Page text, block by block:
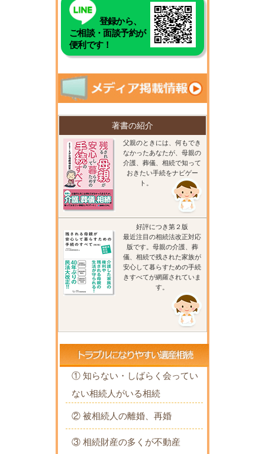
登録から、
ご相談・面談予約が
便利です！
著書の紹介
父親のときには、何もでき
なかったあなたが、母親の
介護、葬儀、相続で知って
おきたい手続をナビゲー
ト。
好評につき第２版
最近注目の相続法改正対応
版です。母親の介護、葬
儀、相続で残された家族が
安心して暮らすための手続
きすべてが網羅されていま
す。
① 知らない・しばらく会ってい
ない相続人がいる相続
② 被相続人の離婚、再婚
③ 相続財産の多くが不動産